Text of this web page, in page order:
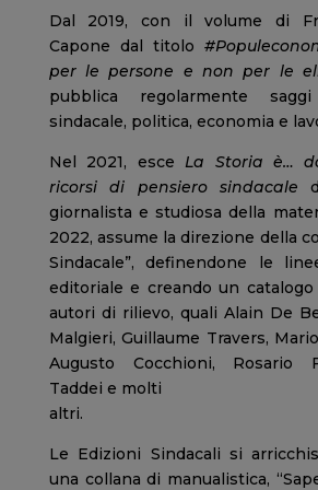
Dal 2019, con il volume di
Capone dal titolo
per le persone e non per le
pubblica regolarmente
sindacale, politica, economia e
Nel 2021, esce La Storia è…
ricorsi di pensiero sindacale
giornalista e studiosa della
2022, assume la direzione della
Sindacale”, definendone le
editoriale e creando un
autori di rilievo, quali Alain De
Malgieri, Guillaume Travers,
Augusto Cocchioni, Rosario
Taddei e molti
altri.
Le Edizioni Sindacali si
una collana di manualistica,